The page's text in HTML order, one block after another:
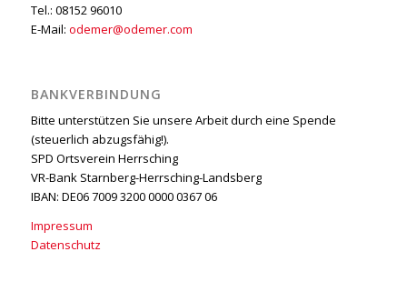
Tel.: 08152 96010
E-Mail: odemer@odemer.com
BANKVERBINDUNG
Bitte unterstützen Sie unsere Arbeit durch eine Spende
(steuerlich abzugsfähig!).
SPD Ortsverein Herrsching
VR-Bank Starnberg-Herrsching-Landsberg
IBAN: DE06 7009 3200 0000 0367 06
Impressum
Datenschutz